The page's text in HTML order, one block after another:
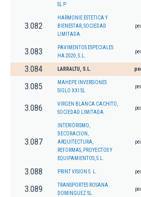
SL P
3.082
HARMONIE ESTETICA Y
BIENESTAR, SOCIEDAD
LIMITADA.
3.083
PAVIMENTOS ESPECIALES
HA 2020, S.L.
3.084 LARRALTU, S.L.
3.085
MAHEPE INVERSIONES
SIGLO XXI SL
3.086
VIRGEN BLANCA CACHITO,
SOCIEDAD LIMITADA.
3.087
INTERIORISMO,
DECORACION,
ARQUITECTURA,
REFORMAS, PROYECTOS Y
EQUIPAMIENTOS, S.L.
3.088 PRINT VISION S. L.
3.089
TRANSPORTES ROSANA
DOMINGUEZ SL.